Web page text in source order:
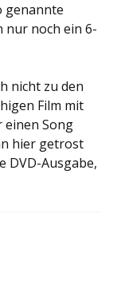
genannte
nur noch ein 6-
nicht zu den
Film mit
einen Song
hier getrost
DVD-Ausgabe,